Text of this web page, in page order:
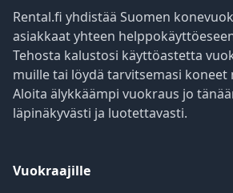
Rental.fi yhdistää Suomen
asiakkaat yhteen
Tehosta kalustosi käyttöastetta
muille tai löydä tarvitsemasi koneet
Aloita älykkäämpi vuokraus jo
läpinäkyvästi ja luotettavasti.
Vuokraajille